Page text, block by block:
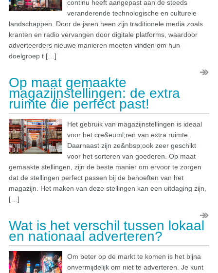
continu heeft aangepast aan de steeds
veranderende technologische en culturele
landschappen. Door de jaren heen zijn traditionele media zoals
kranten en radio vervangen door digitale platforms, waardoor
adverteerders nieuwe manieren moeten vinden om hun
doelgroep t […]
Op maat gemaakte
magazijnstellingen: de extra
ruimte die perfect past!
Het gebruik van magazijnstellingen is ideaal
voor het cre&euml;ren van extra ruimte.
Daarnaast zijn ze&nbsp;ook zeer geschikt
voor het sorteren van goederen. Op maat
gemaakte stellingen, zijn de beste manier om ervoor te zorgen
dat de stellingen perfect passen bij de behoeften van het
magazijn. Het maken van deze stellingen kan een uitdaging zijn,
[…]
Wat is het verschil tussen lokaal
en nationaal adverteren?
Om beter op de markt te komen is het bijna
onvermijdelijk om niet te adverteren. Je kunt